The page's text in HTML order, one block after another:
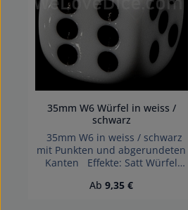
35mm W6 Würfel in weiss /
schwarz
35mm W6 in weiss / schwarz
mit Punkten und abgerundeten
Kanten Effekte: Satt Würfel
Wegen verschluckbarer
Regulärer Preis:
Ab9,35 €